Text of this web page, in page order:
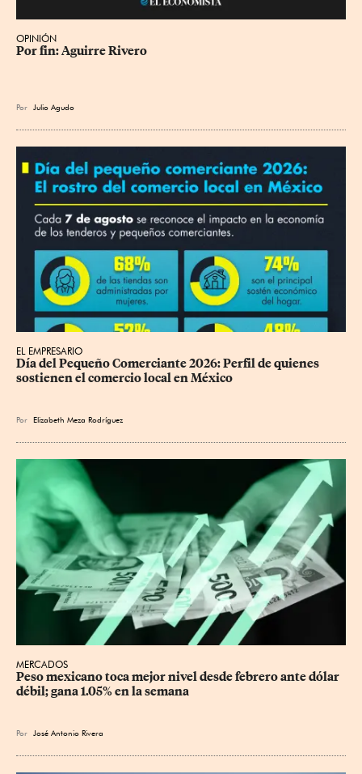
OPINIÓN
Por fin: Aguirre Rivero
Por Julio Agudo
EL EMPRESARIO
Día del Pequeño Comerciante 2026: Perfil de quienes
sostienen el comercio local en México
Por Elizabeth Meza Rodríguez
MERCADOS
Peso mexicano toca mejor nivel desde febrero ante dólar
débil; gana 1.05% en la semana
Por José Antonio Rivera